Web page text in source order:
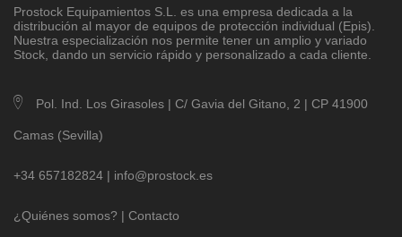
Prostock Equipamientos S.L
. es una empresa dedicada a la
distribución al mayor de equipos de protección individual (Epis).
Nuestra especialización nos permite tener un amplio y variado
Stock, dando un servicio rápido y personalizado a cada cliente.
Pol. Ind. Los Girasoles | C/ Gavia del Gitano, 2 | CP 41900
Camas (Sevilla)
+34 657182824 | info@prostock.es
¿Quiénes somos? | Contacto